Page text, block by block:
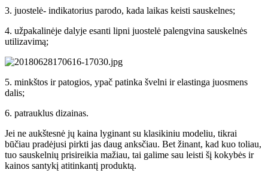
3. juostelė- indikatorius parodo, kada laikas keisti sauskelnes;
4. užpakalinėje dalyje esanti lipni juostelė palengvina sauskelnės
utilizavimą;
5. minkštos ir patogios, ypač patinka švelni ir elastinga juosmens
dalis;
6. patrauklus dizainas.
Jei ne aukštesnė jų kaina lyginant su klasikiniu modeliu, tikrai
būčiau pradėjusi pirkti jas daug anksčiau. Bet žinant, kad kuo toliau,
tuo sauskelnių prisireikia mažiau, tai galime sau leisti šį kokybės ir
kainos santykį atitinkantį produktą.